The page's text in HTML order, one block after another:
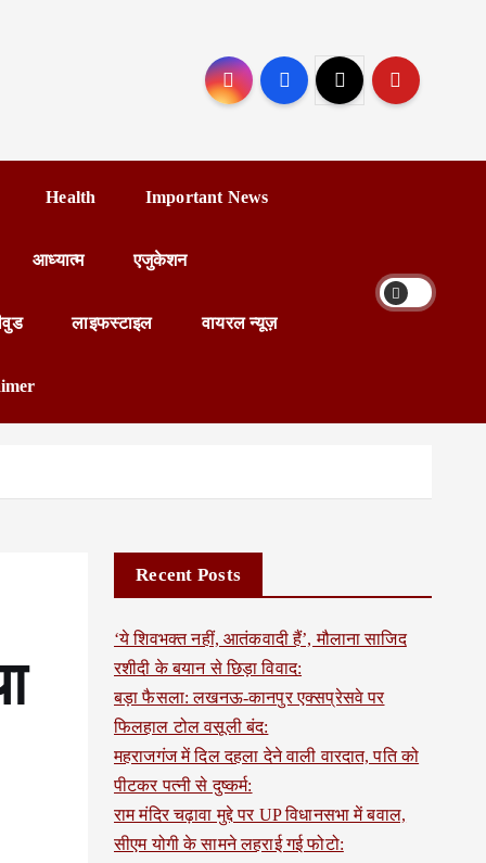
Health Important News
आध्यात्म एजुकेशन
लाइफस्टाइल वायरल न्यूज़
Recent Posts
‘ये शिवभक्त नहीं, आतंकवादी हैं’, मौलाना साजिद
रशीदी के बयान से छिड़ा विवाद:
बड़ा फैसला: लखनऊ-कानपुर एक्सप्रेसवे पर
फिलहाल टोल वसूली बंद:
महराजगंज में दिल दहला देने वाली वारदात, पति को
पीटकर पत्नी से दुष्कर्म:
राम मंदिर चढ़ावा मुद्दे पर UP विधानसभा में बवाल,
सीएम योगी के सामने लहराई गई फोटो: